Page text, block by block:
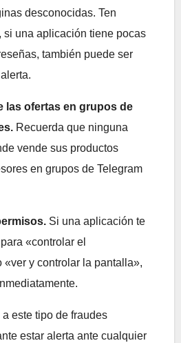
desconocidas. Ten
si una aplicación tiene pocas
también puede ser
las ofertas en grupos de
Recuerda que ninguna
vende sus productos
en grupos de Telegram
Si una aplicación te
«controlar el
«ver y controlar la pantalla»,
este tipo de fraudes
estar alerta ante cualquier